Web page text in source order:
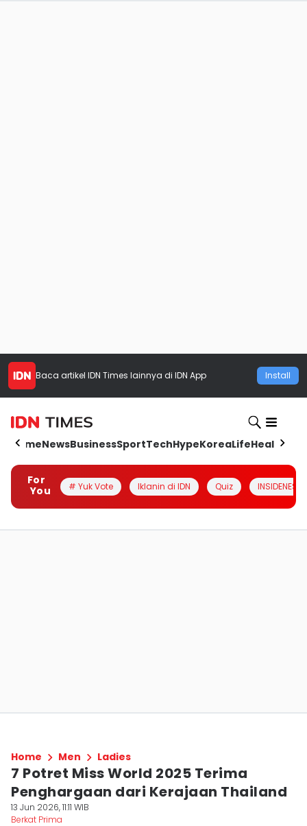
Baca artikel IDN Times lainnya di IDN App Install
HomeNewsBusinessSportTechHypeKoreaLifeHealth
For
You
# Yuk Vote Iklanin di IDN Quiz INSIDENESIA
Home Men Ladies
7 Potret Miss World 2025 Terima
Penghargaan dari Kerajaan Thailand
13 Jun 2026, 11:11 WIB
Berkat Prima